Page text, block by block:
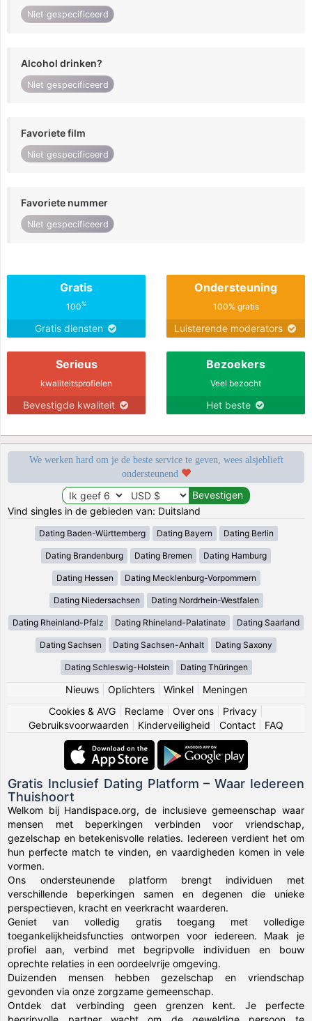
Niet gespecificeerd
Alcohol drinken?
Niet gespecificeerd
Favoriete film
Niet gespecificeerd
Favoriete nummer
Niet gespecificeerd
Gratis
100%
Gratis diensten
Ondersteuning
100% gratis
Luisterende moderators
Serieus
kwaliteitsprofielen
Bevestigde kwaliteit
Bezoekers
Veel bezocht
Het beste
We werken hard om je de beste service te geven, wees alsjeblieft
ondersteunend
Vind singles in de gebieden van: Duitsland
Dating Baden-Württemberg Dating Bayern Dating Berlin
Dating Brandenburg Dating Bremen Dating Hamburg
Dating Hessen Dating Mecklenburg-Vorpommern
Dating Niedersachsen Dating Nordrhein-Westfalen
Dating Rheinland-Pfalz Dating Rhineland-Palatinate Dating Saarland
Dating Sachsen Dating Sachsen-Anhalt Dating Saxony
Dating Schleswig-Holstein Dating Thüringen
Nieuws| Oplichters| Winkel| Meningen
Cookies & AVG
Reclame Over ons Privacy
Gebruiksvoorwaarden
Kinderveiligheid Contact FAQ
Gratis Inclusief Dating Platform – Waar Iedereen
Thuishoort
Welkom bij Handispace.org, de inclusieve gemeenschap waar
mensen met beperkingen verbinden voor vriendschap,
gezelschap en betekenisvolle relaties. Iedereen verdient het om
hun perfecte match te vinden, en vaardigheden komen in vele
vormen.
Ons ondersteunende platform brengt individuen met
verschillende beperkingen samen en degenen die unieke
perspectieven, kracht en veerkracht waarderen.
Geniet van volledig gratis toegang met volledige
toegankelijkheidsfuncties ontworpen voor iedereen. Maak je
profiel aan, verbind met begripvolle individuen en bouw
oprechte relaties in een oordeelvrije omgeving.
Duizenden mensen hebben gezelschap en vriendschap
gevonden via onze zorgzame gemeenschap.
Ontdek dat verbinding geen grenzen kent. Je perfecte